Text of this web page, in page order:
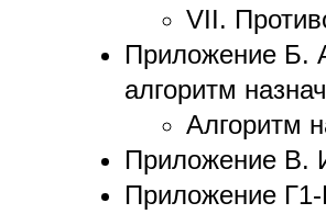
VII.
Приложение Б.
алгоритм
Алгоритм
Приложение В.
Приложение